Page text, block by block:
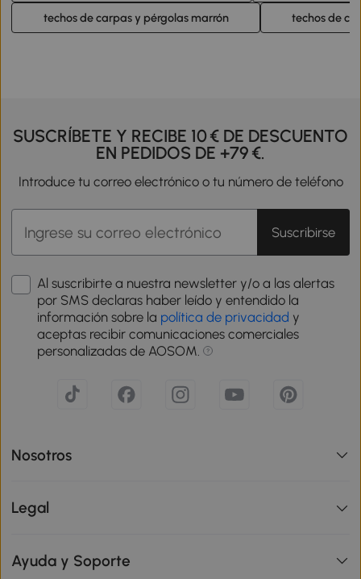
techos de carpas y pérgolas marrón techos de
SUSCRÍBETE Y RECIBE 10 € DE DESCUENTO
EN PEDIDOS DE +79 €.
Introduce tu correo electrónico o tu número de teléfono
Suscribirse
Al suscribirte a nuestra newsletter y/o a las alertas
por SMS declaras haber leído y entendido la
información sobre la política de privacidad y
aceptas recibir comunicaciones comerciales
personalizadas de AOSOM.
Nosotros
Legal
Ayuda y Soporte